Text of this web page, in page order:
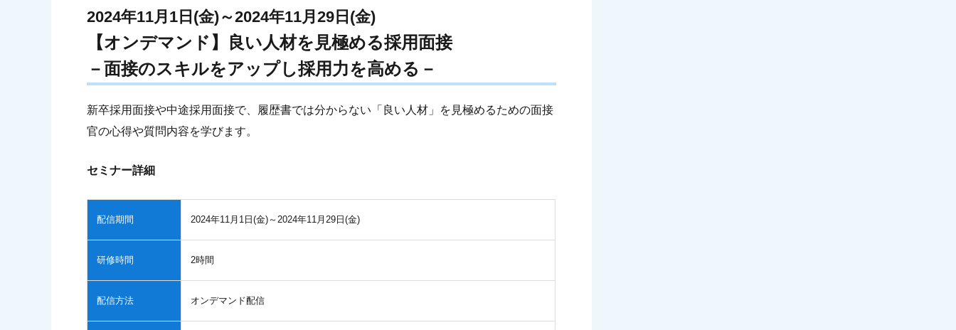
2024年11月1日(金)～2024年11月29日(金)
【オンデマンド】良い人材を見極める採用面接
－面接のスキルをアップし採用力を高める－
新卒採用面接や中途採用面接で、履歴書では分からない「良い人材」を見極めるための面接
官の心得や質問内容を学びます。
セミナー詳細
配信期間 2024年11月1日(金)～2024年11月29日(金)
研修時間 2時間
配信方法 オンデマンド配信